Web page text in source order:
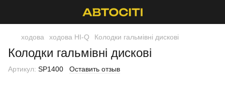
ходова ходова HI-Q Колодки гальмівні дискові
Колодки гальмівні дискові
Артикул: SP1400 Оставить отзыв